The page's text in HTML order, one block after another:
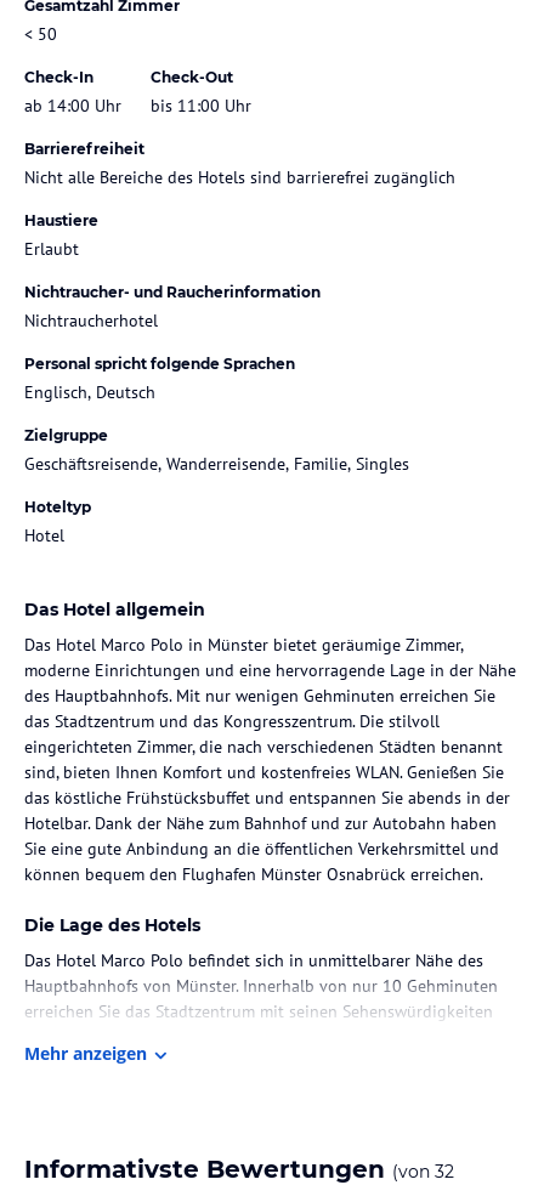
Gesamtzahl Zimmer
< 50
Check-In
ab 14:00 Uhr
Check-Out
bis 11:00 Uhr
Barrierefreiheit
Nicht alle Bereiche des Hotels sind barrierefrei zugänglich
Haustiere
Erlaubt
Nichtraucher- und Raucherinformation
Nichtraucherhotel
Personal spricht folgende Sprachen
Englisch, Deutsch
Zielgruppe
Geschäftsreisende, Wanderreisende, Familie, Singles
Hoteltyp
Hotel
Das Hotel allgemein
Das Hotel Marco Polo in Münster bietet geräumige Zimmer,
moderne Einrichtungen und eine hervorragende Lage in der Nähe
des Hauptbahnhofs. Mit nur wenigen Gehminuten erreichen Sie
das Stadtzentrum und das Kongresszentrum. Die stilvoll
eingerichteten Zimmer, die nach verschiedenen Städten benannt
sind, bieten Ihnen Komfort und kostenfreies WLAN. Genießen Sie
das köstliche Frühstücksbuffet und entspannen Sie abends in der
Hotelbar. Dank der Nähe zum Bahnhof und zur Autobahn haben
Sie eine gute Anbindung an die öffentlichen Verkehrsmittel und
können bequem den Flughafen Münster Osnabrück erreichen.
Die Lage des Hotels
Das Hotel Marco Polo befindet sich in unmittelbarer Nähe des
Hauptbahnhofs von Münster. Innerhalb von nur 10 Gehminuten
erreichen Sie das Stadtzentrum mit seinen Sehenswürdigkeiten
Ihnen, die öffentlichen Verkehrsmittel bequem zu nutzen und die
Zimmer / Unterbringung im Hotel
Mehr anzeigen
Informativste Bewertungen (von 32